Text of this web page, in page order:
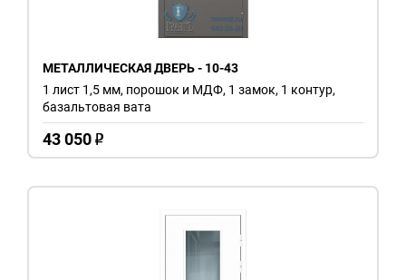
МЕТАЛЛИЧЕСКАЯ ДВЕРЬ - 10-43
43 050 o
1 лист 1,5 мм, порошок и МДФ, 1 замок, 1 контур,
базальтовая вата